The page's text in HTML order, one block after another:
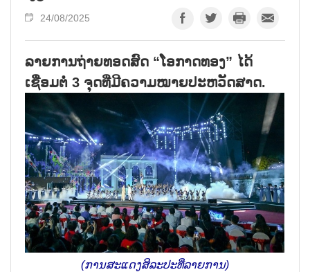
24/08/2025
ລາຍການຖ່າຍທອດສົດ “ໂອກາດທອງ” ໄດ້
ເຊື່ອມຕໍ່ 3 ຈຸດທີ່ມີຄວາມໝາຍປະຫວັດສາດ.
(ການສະແດງສິລະປະທີ່ລາຍການ)